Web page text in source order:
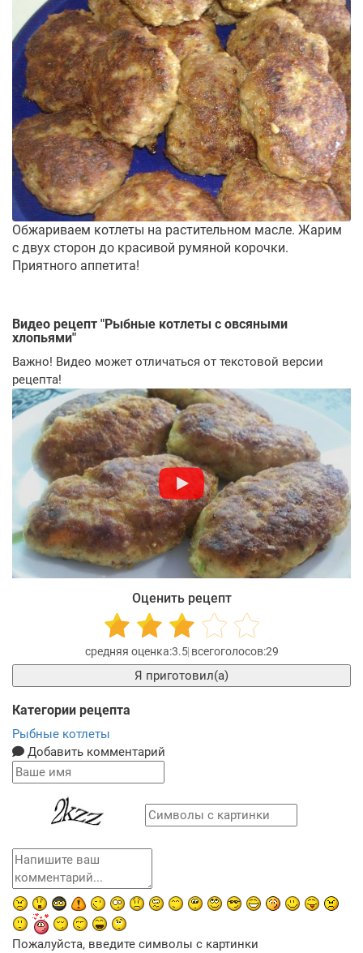
Обжариваем котлеты на растительном масле. Жарим
с двух сторон до красивой румяной корочки.
Приятного аппетита!
Видео рецепт "Рыбные котлеты с овсяными
хлопьями"
Важно! Видео может отличаться от текстовой версии
рецепта!
Оценить рецепт
3.5 29
Я приготовил(а)
Категории рецепта
Рыбные котлеты
Добавить комментарий
Пожалуйста, введите символы с картинки